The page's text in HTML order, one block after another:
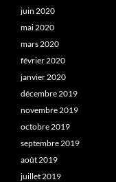
juin 2020
mai 2020
mars 2020
février 2020
janvier 2020
décembre 2019
novembre 2019
octobre 2019
septembre 2019
août 2019
juillet 2019